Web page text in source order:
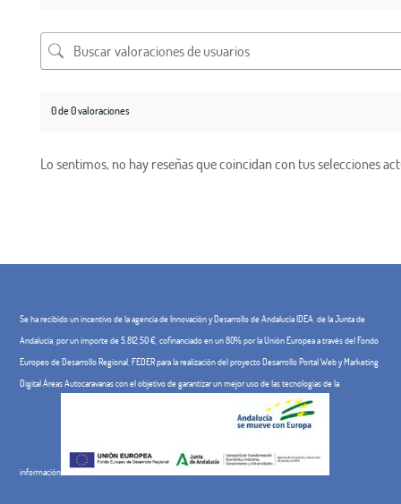
0 de 0 valoraciones
Lo sentimos, no hay reseñas que coincidan con tus selecciones
Se ha recibido un incentivo de la agencia de Innovación y Desarrollo de Andalucía IDEA, de la Junta de
Andalucía, por un importe de 5.812,50 €, cofinanciado en un 80% por la Unión Europea a través del Fondo
Europeo de Desarrollo Regional, FEDER para la realización del proyecto Desarrollo Portal Web y Marketing
Digital Áreas Autocaravanas con el objetivo de garantizar un mejor uso de las tecnologías de la
información